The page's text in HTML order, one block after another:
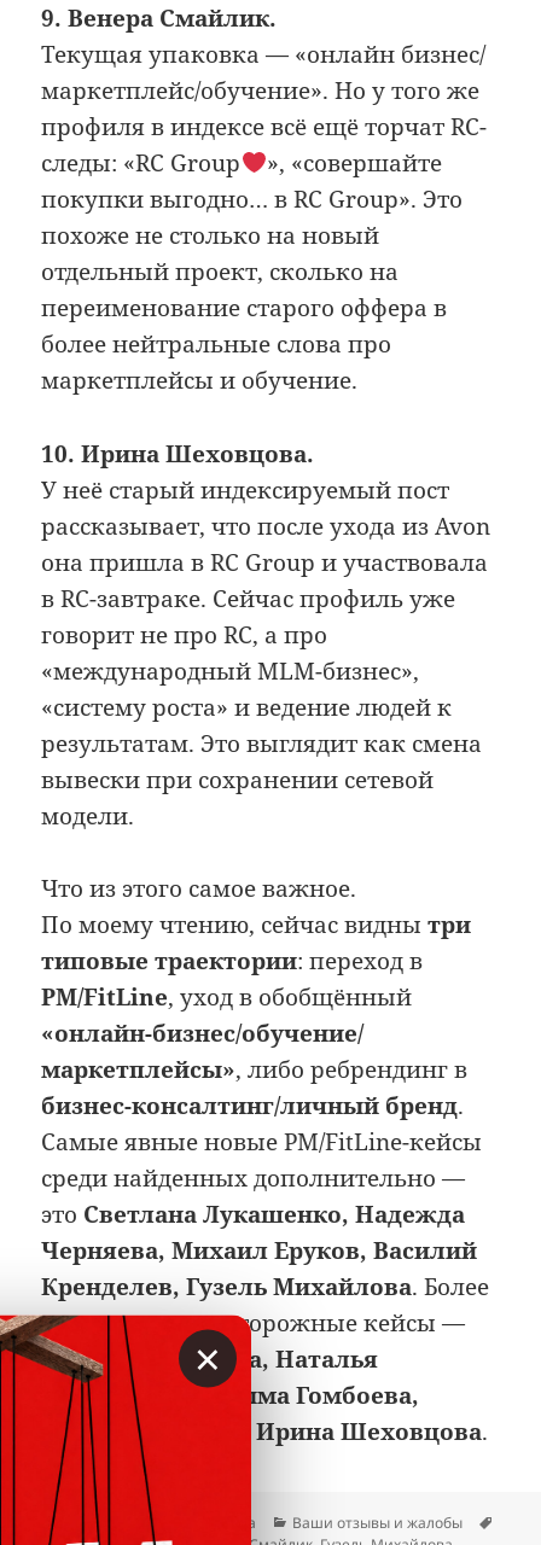
9. Венера Смайлик.
Текущая упаковка — «онлайн бизнес/
маркетплейс/обучение». Но у того же
профиля в индексе всё ещё торчат RC-
следы: «RC Group
», «совершайте
покупки выгодно… в RC Group». Это
похоже не столько на новый
отдельный проект, сколько на
переименование старого оффера в
более нейтральные слова про
маркетплейсы и обучение.
10. Ирина Шеховцова.
У неё старый индексируемый пост
рассказывает, что после ухода из Avon
она пришла в RC Group и участвовала
в RC-завтраке. Сейчас профиль уже
говорит не про RC, а про
«международный MLM-бизнес»,
«систему роста» и ведение людей к
результатам. Это выглядит как смена
вывески при сохранении сетевой
модели.
Что из этого самое важное.
По моему чтению, сейчас виднытри
типовые траектории: переход в
PM/FitLine, уход в обобщённый
«онлайн-бизнес/обучение/
маркетплейсы», либо ребрендинг в
бизнес-консалтинг/личный бренд.
Самые явные новые PM/FitLine-кейсы
среди найденных дополнительно —
это Светлана Лукашенко, Надежда
Черняева, Михаил Еруков, Василий
Кренделев, Гузель Михайлова. Более
«размытые» и осторожные кейсы —
Марина Липухина, Наталья
Хабалова, Сындыма Гомбоева,
Венера Смайлик, Ирина Шеховцова.
Опубликовано
16.04.2026 Гость сайта Рубрики
Ваши отзывы и жалобы
×